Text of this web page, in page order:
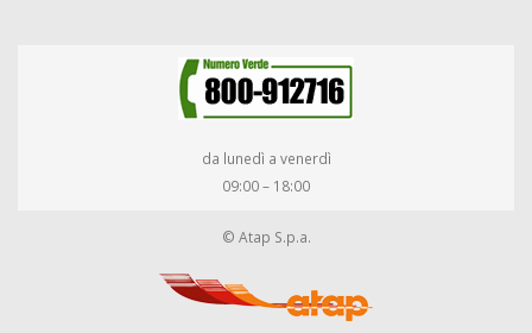
da lunedì a venerdì
09:00 – 18:00
© Atap S.p.a.